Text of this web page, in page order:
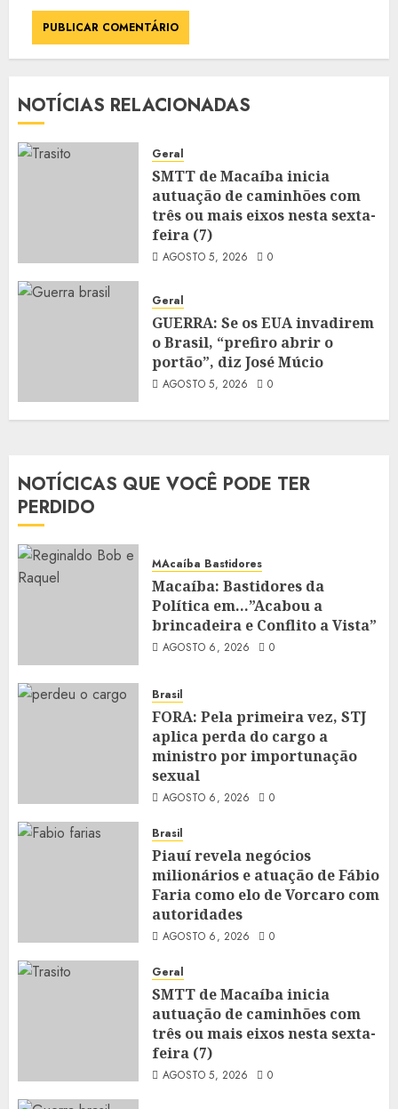
NOTÍCIAS RELACIONADAS
Geral
SMTT de Macaíba inicia
autuação de caminhões com
três ou mais eixos nesta sexta-
feira (7)
AGOSTO 5, 2026 0
Geral
GUERRA: Se os EUA invadirem
o Brasil, “prefiro abrir o
portão”, diz José Múcio
AGOSTO 5, 2026 0
NOTÍCICAS QUE VOCÊ PODE TER
PERDIDO
MAcaíba Bastidores
Macaíba: Bastidores da
Política em…”Acabou a
brincadeira e Conflito a Vista”
AGOSTO 6, 2026 0
Brasil
FORA: Pela primeira vez, STJ
aplica perda do cargo a
ministro por importunação
sexual
AGOSTO 6, 2026 0
Brasil
Piauí revela negócios
milionários e atuação de Fábio
Faria como elo de Vorcaro com
autoridades
AGOSTO 6, 2026 0
Geral
SMTT de Macaíba inicia
autuação de caminhões com
três ou mais eixos nesta sexta-
feira (7)
AGOSTO 5, 2026 0